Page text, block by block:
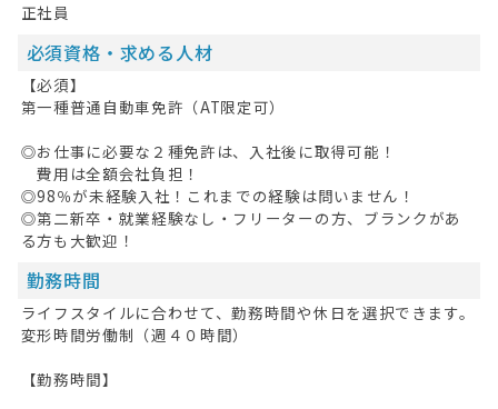
正社員
必須資格・求める人材
【必須】
第一種普通自動車免許（AT限定可）
◎お仕事に必要な２種免許は、入社後に取得可能！
費用は全額会社負担！
◎98％が未経験入社！これまでの経験は問いません！
◎第二新卒・就業経験なし・フリーターの方、ブランクがあ
る方も大歓迎！
勤務時間
ライフスタイルに合わせて、勤務時間や休日を選択できます。
変形時間労働制（週４０時間）
【勤務時間】